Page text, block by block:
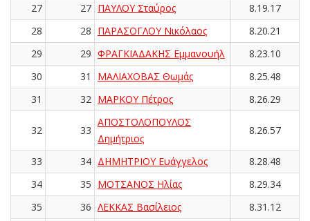
27
27 ΠΑΥΛΟΥ Σταύρος
8.19.17
28
28 ΠΑΡΑΣΟΓΛΟΥ Νικόλαος
8.20.21
29
29 ΦΡΑΓΚΙΑΔΑΚΗΣ Εμμανουήλ
8.23.10
30
31 ΜΑΛΙΑΧΟΒΑΣ Θωμάς
8.25.48
31
32 ΜΑΡΚΟΥ Πέτρος 8.26.29
32 33
ΑΠΟΣΤΟΛΟΠΟΥΛΟΣ
Δημήτριος
8.26.57
33 34 ΔΗΜΗΤΡΙΟΥ Ευάγγελος
8.28.48
34
35 ΜΟΤΣΑΝΟΣ Ηλίας
8.29.34
35
36 ΛΕΚΚΑΣ Βασίλειος
8.31.12